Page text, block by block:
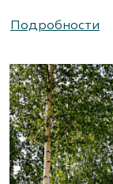
АгроСАД,
«Нива»
Московская
Съезд на
Подробности